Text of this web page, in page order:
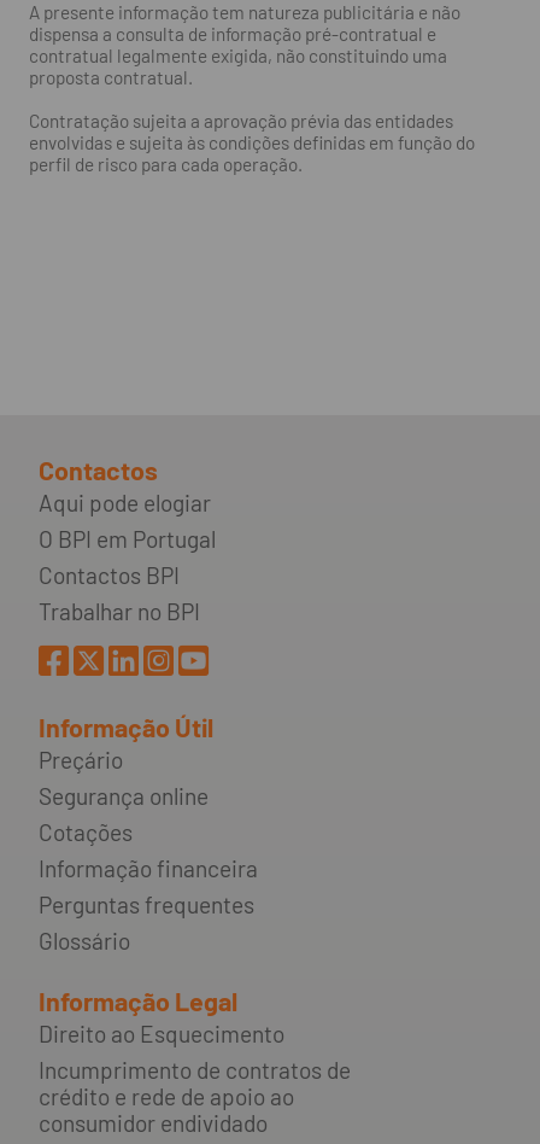
A presente informação tem natureza publicitária e não
dispensa a consulta de informação pré-contratual e
contratual legalmente exigida, não constituindo uma
proposta contratual.
Contratação sujeita a aprovação prévia das entidades
envolvidas e sujeita às condições definidas em função do
perfil de risco para cada operação.
Contactos
Aqui pode elogiar
O BPI em Portugal
Contactos BPI
Trabalhar no BPI
Informação Útil
Preçário
Segurança online
Cotações
Informação financeira
Perguntas frequentes
Glossário
Informação Legal
Direito ao Esquecimento
Incumprimento de contratos de
crédito e rede de apoio ao
consumidor endividado